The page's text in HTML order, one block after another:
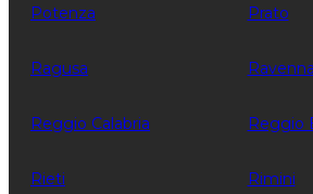
Potenza Prato
Ragusa Ravenna
Reggio Calabria Reggio
Rieti Rimini